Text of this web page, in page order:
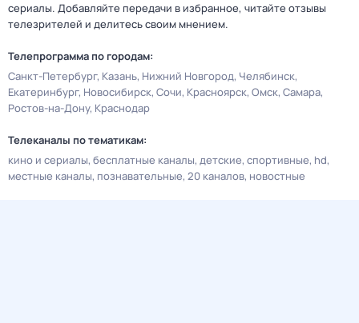
сериалы. Добавляйте передачи в избранное, читайте отзывы
телезрителей и делитесь своим мнением.
Телепрограмма по городам:
Санкт-Петербург Казань Нижний Новгород Челябинск
Екатеринбург Новосибирск Сочи Красноярск Омск Самара
Ростов-на-Дону Краснодар
Телеканалы по тематикам:
кино и сериалы бесплатные каналы детские спортивные hd
местные каналы познавательные 20 каналов новостные